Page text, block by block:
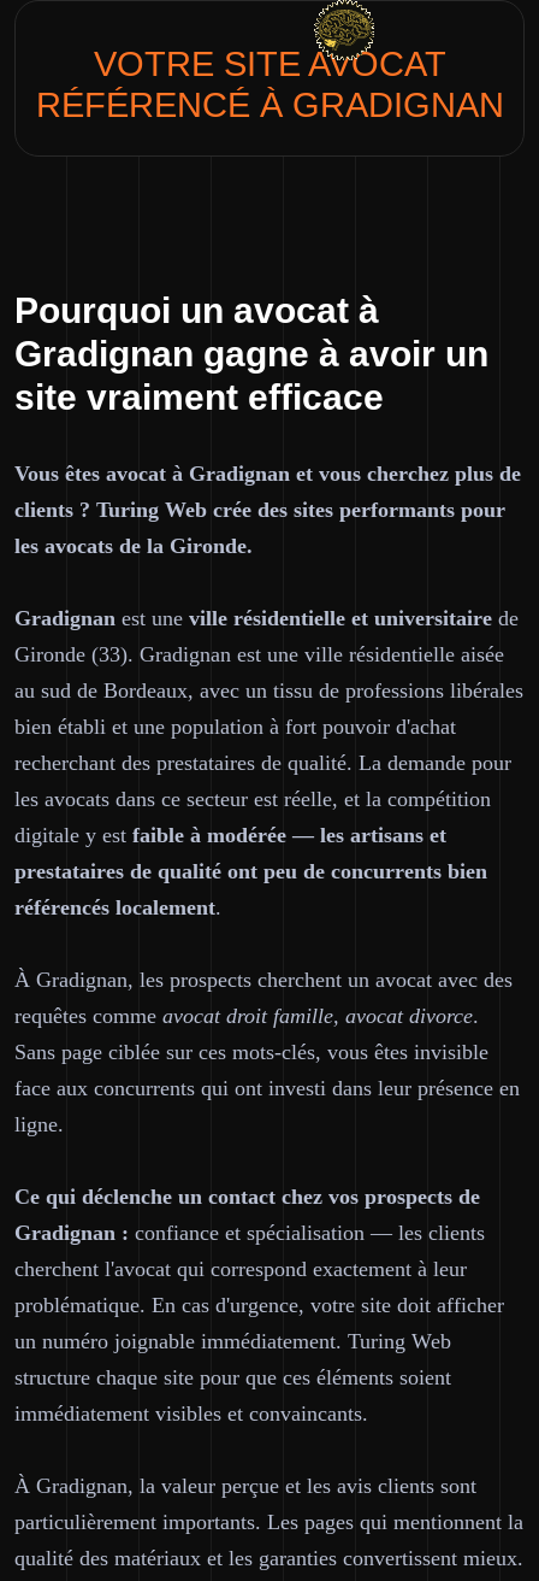
VOTRE SITE AVOCAT
RÉFÉRENCÉ À GRADIGNAN
Pourquoi un avocat à
Gradignan gagne à avoir un
site vraiment efficace
Vous êtes avocat à Gradignan et vous cherchez plus de
clients ? Turing Web crée des sites performants pour
les avocats de la Gironde.
Gradignan est une ville résidentielle et universitaire de
Gironde (33). Gradignan est une ville résidentielle aisée
au sud de Bordeaux, avec un tissu de professions libérales
bien établi et une population à fort pouvoir d'achat
recherchant des prestataires de qualité. La demande pour
les avocats dans ce secteur est réelle, et la compétition
digitale y est faible à modérée — les artisans et
prestataires de qualité ont peu de concurrents bien
référencés localement.
À Gradignan, les prospects cherchent un avocat avec des
requêtes comme avocat droit famille, avocat divorce.
Sans page ciblée sur ces mots-clés, vous êtes invisible
face aux concurrents qui ont investi dans leur présence en
ligne.
Ce qui déclenche un contact chez vos prospects de
Gradignan : confiance et spécialisation — les clients
cherchent l'avocat qui correspond exactement à leur
problématique. En cas d'urgence, votre site doit afficher
un numéro joignable immédiatement. Turing Web
structure chaque site pour que ces éléments soient
immédiatement visibles et convaincants.
À Gradignan, la valeur perçue et les avis clients sont
particulièrement importants. Les pages qui mentionnent la
qualité des matériaux et les garanties convertissent mieux.